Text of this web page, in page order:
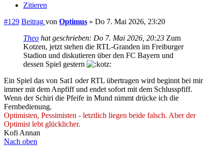
Zitieren
#129 Beitrag von Optimus » Do 7. Mai 2026, 23:20
Theo hat geschrieben: Do 7. Mai 2026, 20:23 Zum
Kotzen, jetzt stehen die RTL-Granden im Freiburger
Stadion und diskutieren über den FC Bayern und
dessen Spiel gestern
Ein Spiel das von Sat1 oder RTL übertragen wird beginnt bei mir
immer mit dem Anpfiff und endet sofort mit dem Schlusspfiff.
Wenn der Schiri die Pfeife in Mund nimmt drücke ich die
Fernbedienung.
Optimisten, Pessimisten - letztlich liegen beide falsch. Aber der
Optimist lebt glücklicher.
Kofi Annan
Nach oben